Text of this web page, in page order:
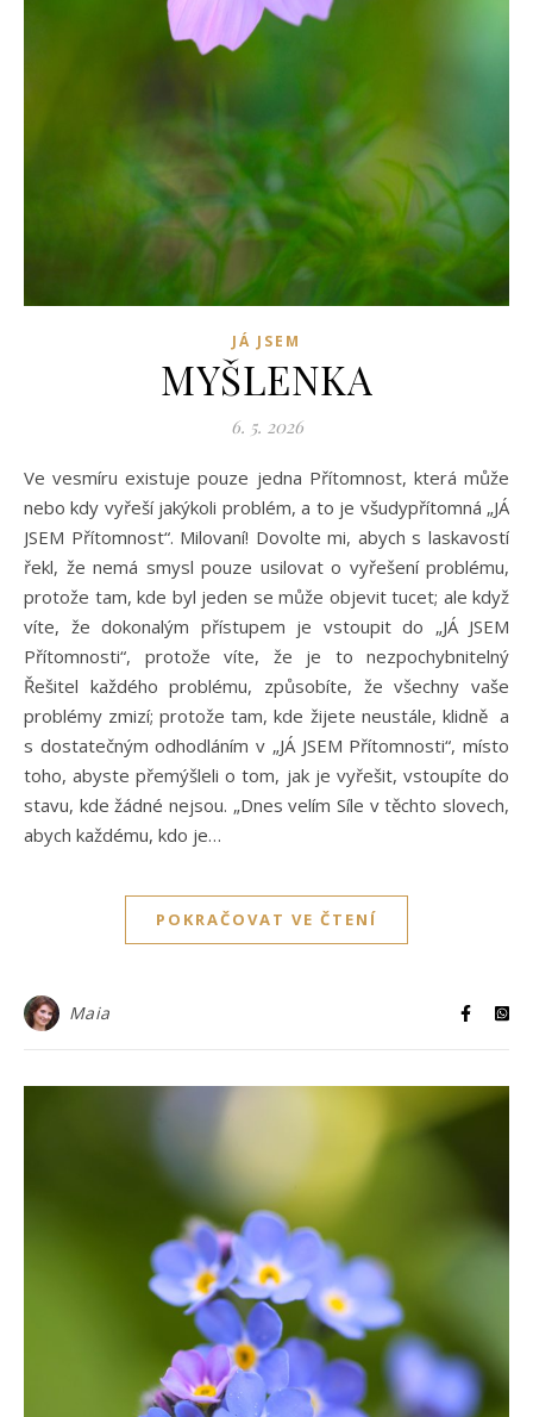
JÁ JSEM
MYŠLENKA
6. 5. 2026
Ve vesmíru existuje pouze jedna Přítomnost, která může
nebo kdy vyřeší jakýkoli problém, a to je všudypřítomná „JÁ
JSEM Přítomnost“. Milovaní! Dovolte mi, abych s laskavostí
řekl, že nemá smysl pouze usilovat o vyřešení problému,
protože tam, kde byl jeden se může objevit tucet; ale když
víte, že dokonalým přístupem je vstoupit do „JÁ JSEM
Přítomnosti“, protože víte, že je to nezpochybnitelný
Řešitel každého problému, způsobíte, že všechny vaše
problémy zmizí; protože tam, kde žijete neustále, klidně a
s dostatečným odhodláním v „JÁ JSEM Přítomnosti“, místo
toho, abyste přemýšleli o tom, jak je vyřešit, vstoupíte do
stavu, kde žádné nejsou. „Dnes velím Síle v těchto slovech,
abych každému, kdo je…
POKRAČOVAT VE ČTENÍ
Maia